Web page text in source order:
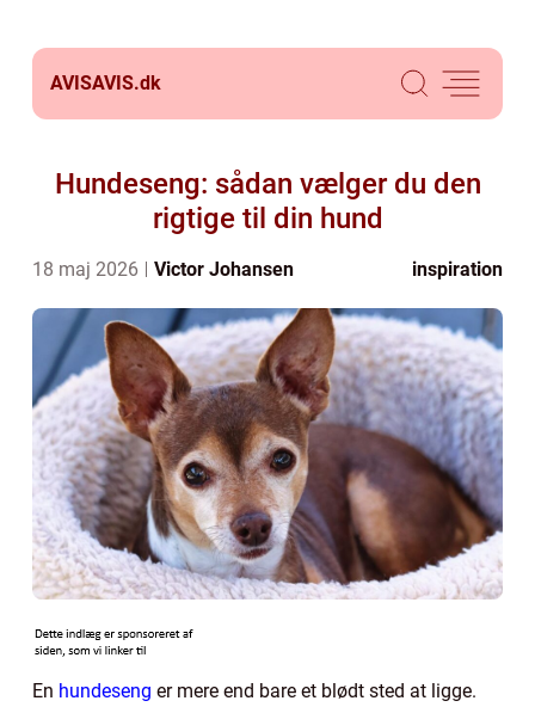
AVISAVIS.dk
Hundeseng: sådan vælger du den
rigtige til din hund
18 maj 2026 Victor Johansen inspiration
En hundeseng er mere end bare et blødt sted at ligge.